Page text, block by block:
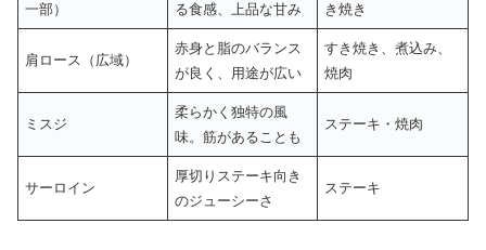
一部）
る食感、上品な甘み
き焼き
肩ロース（広域）
赤身と脂のバランス
が良く、用途が広い
すき焼き、煮込み、
焼肉
ミスジ
柔らかく独特の風
味。筋があることも
ステーキ・焼肉
サーロイン
厚切りステーキ向き
のジューシーさ
ステーキ